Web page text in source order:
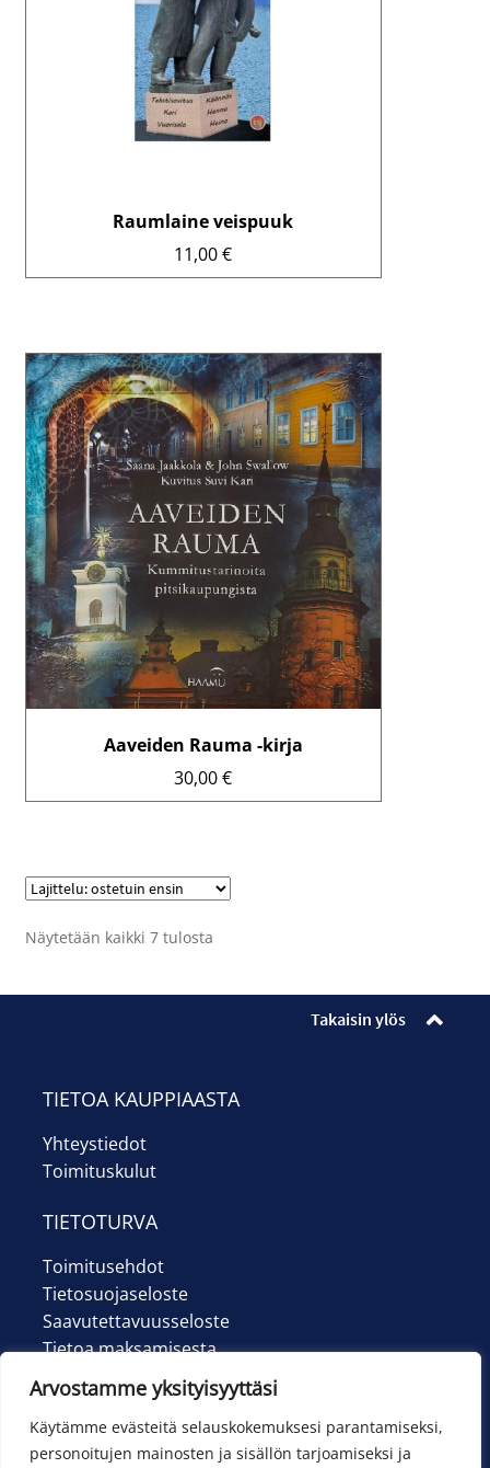
Arvostamme yksityisyyttäsi
Käytämme evästeitä selauskokemuksesi parantamiseksi,
personoitujen mainosten ja sisällön tarjoamiseksi ja
Raumlaine veispuuk
11,00€
Aaveiden Rauma -kirja
30,00€
Näytetään kaikki 7 tulostaLajittelu:
Takaisin ylös
TIETOA KAUPPIAASTA
Yhteystiedot
Toimituskulut
TIETOTURVA
Toimitusehdot
Tietosuojaseloste
Saavutettavuusseloste
Tietoa maksamisesta